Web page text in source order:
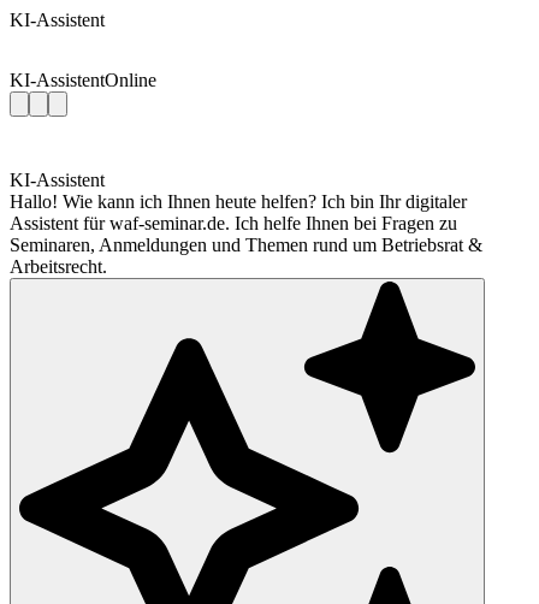
KI-Assistent
KI-AssistentOnline
KI-Assistent
Hallo! Wie kann ich Ihnen heute helfen? Ich bin Ihr digitaler
Assistent für waf-seminar.de. Ich helfe Ihnen bei Fragen zu
Seminaren, Anmeldungen und Themen rund um Betriebsrat &
Arbeitsrecht.